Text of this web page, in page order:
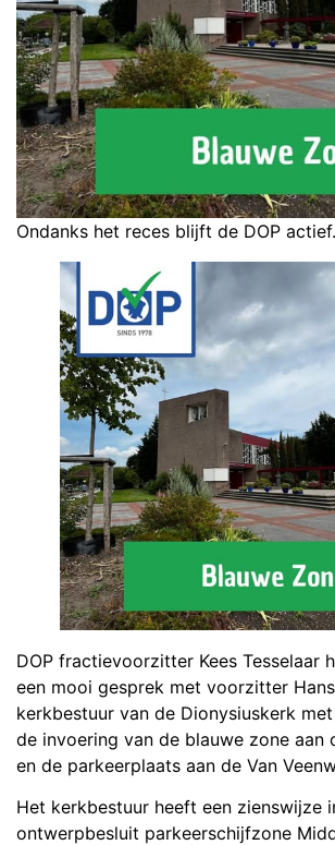
Ondanks het reces blijft de DOP actief.
DOP fractievoorzitter Kees Tesselaar
een mooi gesprek met voorzitter
kerkbestuur van de Dionysiuskerk
de invoering van de blauwe zone aan
en de parkeerplaats aan de Van
Het kerkbestuur heeft een zienswijze
ontwerpbesluit parkeerschijfzone